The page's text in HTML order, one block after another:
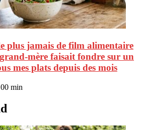
plus jamais de film alimentaire
mère faisait fondre sur un
mes plats depuis des mois
min